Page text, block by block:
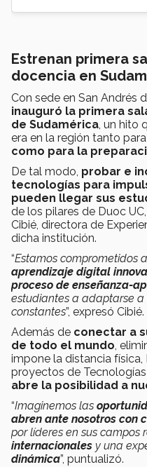
Estrenan primera
docencia en
Con sede en San Andrés
inauguró la primera
de Sudamérica, un hito
era en la región tanto para
como para la
De tal modo, probar e
tecnologías para
pueden llegar sus
de los pilares de Duoc
Cibié, directora de
dicha institución.
“Estamos comprometidos a
aprendizaje digital
proceso de enseñanza-
estudiantes a adaptarse
constantes”, expresó Cibié.
Además de conectar a
de todo el mundo,
impone la distancia física,
proyectos de
abre la posibilidad a
“Imaginemos las
abren ante nosotros con
por líderes en sus campos
internacionales y una
dinámica”, puntualizó.